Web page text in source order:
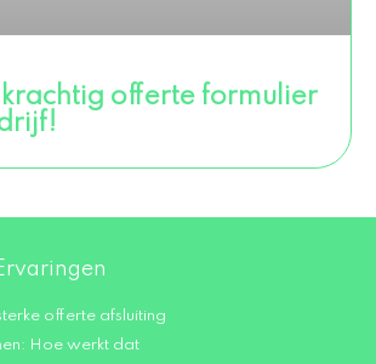
offerte formulier
offerte afsluiting
Hoe werkt dat